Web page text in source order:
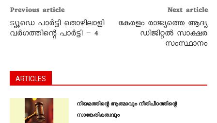
Previous article
ട്യൂഡെ പാർട്ടി തൊഴിലാളി
വർഗത്തിന്റെ പാർട്ടി – 4
Next article
കേരളം രാജ്യത്തെ ആദ്യ
ഡിജിറ്റല്‍ സാക്ഷര
സംസ്ഥാനം
ARTICLES
നിയമത്തിന്റെ ആത്മാവും നീതിപീഠത്തിന്റെ
സാങ്കേതികത്വവും